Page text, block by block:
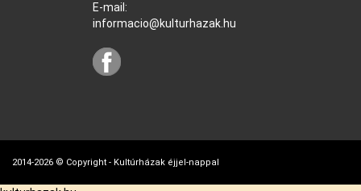
E-mail:
informacio@kulturhazak.hu
2014-2026 © Copyright - Kultúrházak éjjel-nappal